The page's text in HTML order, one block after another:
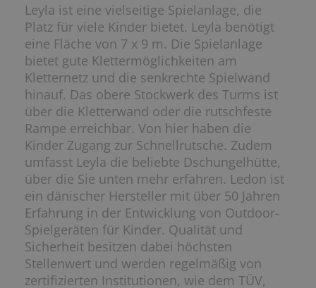
Leyla ist eine vielseitige Spielanlage, die
Platz für viele Kinder bietet. Leyla benötigt
eine Fläche von 7 x 9 m. Die Spielanlage
bietet gute Klettermöglichkeiten am
Kletternetz und die senkrechte Spielwand
hinauf. Das obere Stockwerk des Turms ist
über die Kletterwand oder die rutschfeste
Rampe erreichbar. Von hier haben die
Kinder Zugang zur Schnellrutsche. Zudem
umfasst Leyla die beliebte Dschungelhütte,
über die Sie unten mehr erfahren. Ledon ist
ein dänischer Hersteller mit über 50 Jahren
Erfahrung in der Entwicklung von Outdoor-
Spielgeräten für Kinder. Qualität und
Sicherheit besitzen dabei höchsten
Stellenwert und werden regelmäßig von
zertifizierten Institutionen, wie dem TÜV,